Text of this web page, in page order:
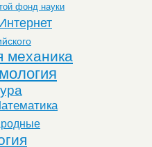
фонд науки
механика